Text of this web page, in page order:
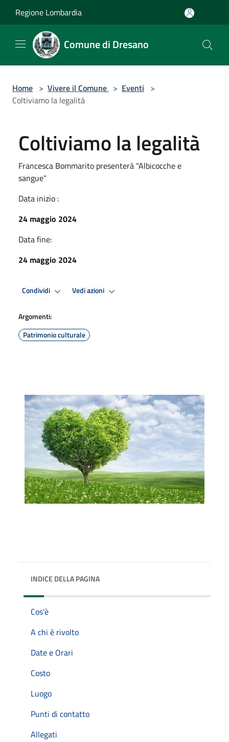
Regione Lombardia
Comune di Dresano
Home > Vivere il Comune > Eventi >
Coltiviamo la legalità
Coltiviamo la legalità
Francesca Bommarito presenterà "Albicocche e
sangue"
Data inizio :
24 maggio 2024
Data fine:
24 maggio 2024
Condividi Vedi azioni
Argomenti:
Patrimonio culturale
INDICE DELLA PAGINA
Cos'è
A chi è rivolto
Date e Orari
Costo
Luogo
Punti di contatto
Allegati